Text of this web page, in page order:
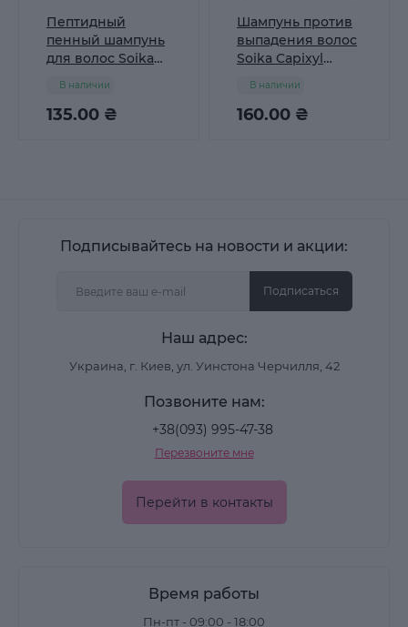
Пептидный
пенный шампунь
для волос Soika
В наличии
135.00 ₴
Шампунь против
выпадения волос
Soika Capixyl
пептидный, 250
В наличии
160.00 ₴
Подписывайтесь на новости и акции:
Подписаться
Наш адрес:
Украина, г. Киев, ул. Уинстона Черчилля, 42
Позвоните нам:
+38(093) 995-47-38
Перезвоните мне
Перейти в контакты
Время работы
Пн-пт - 09:00 - 18:00